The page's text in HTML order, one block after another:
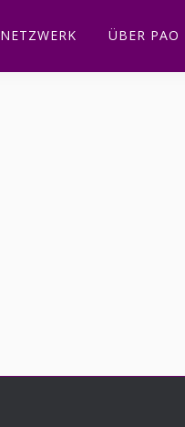
NETZWERK ÜBER PAO